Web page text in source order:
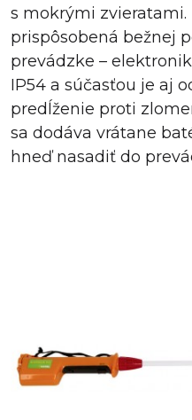
s mokrými zvieratami.
prispôsobená bežnej
prevádzke –
IP54 a súčasťou je aj
predĺženie proti
sa dodáva vrátane
hneď nasadiť do